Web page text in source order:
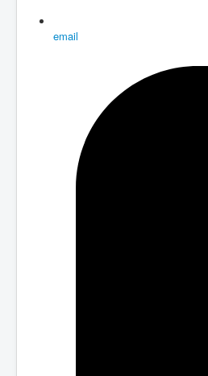
email